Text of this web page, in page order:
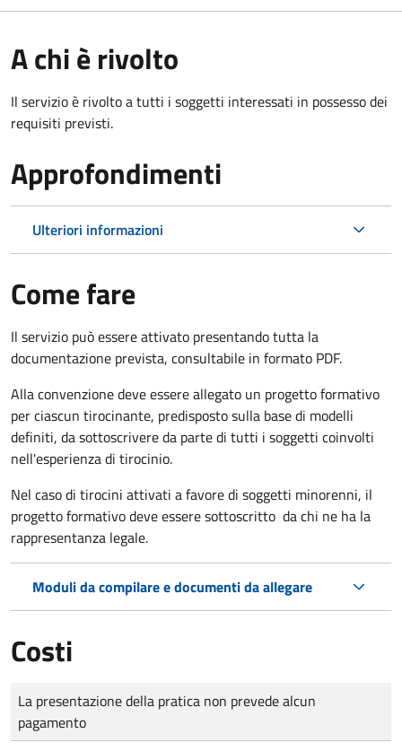
A chi è rivolto
Il servizio è rivolto a tutti i soggetti interessati in possesso dei
requisiti previsti.
Approfondimenti
Ulteriori informazioni
Come fare
Il servizio può essere attivato presentando tutta la
documentazione prevista, consultabile in formato PDF.
Alla convenzione deve essere allegato un progetto formativo
per ciascun tirocinante, predisposto sulla base di modelli
definiti, da sottoscrivere da parte di tutti i soggetti coinvolti
nell'esperienza di tirocinio.
Nel caso di tirocini attivati a favore di soggetti minorenni, il
progetto formativo deve essere sottoscritto da chi ne ha la
rappresentanza legale.
Moduli da compilare e documenti da allegare
Costi
Tipo di pagamento
Importo
La presentazione della pratica non prevede alcun
pagamento